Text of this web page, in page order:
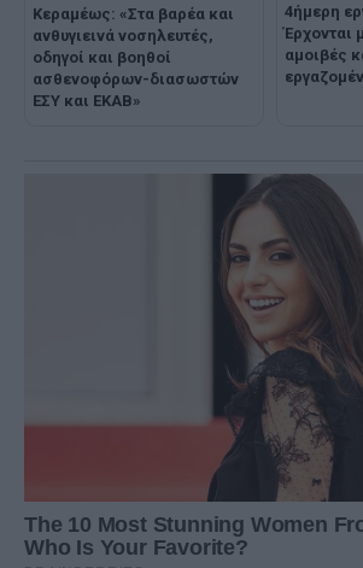
Κεραμέως: «Στα βαρέα και
ανθυγιεινά νοσηλευτές,
οδηγοί και βοηθοί
ασθενοφόρων-διασωστών
ΕΣΥ και ΕΚΑΒ»
4ήμερη
Έρχονται
αμοιβές